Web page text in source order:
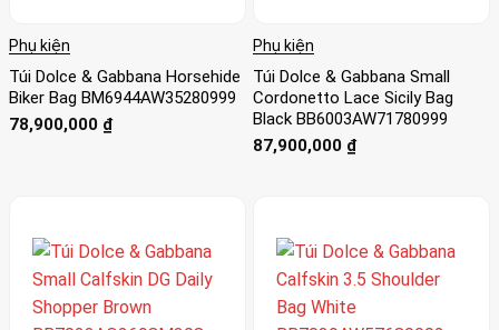
Phụ kiện
Túi Dolce & Gabbana Horsehide
Biker Bag BM6944AW35280999
78,900,000 ₫
Phụ kiện
Túi Dolce & Gabbana Small
Cordonetto Lace Sicily Bag
Black BB6003AW71780999
87,900,000 ₫